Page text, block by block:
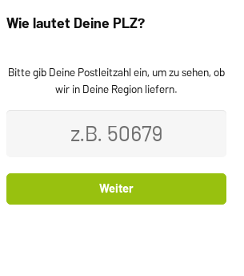
Registrieren Kontakt
0
Milchprodukte & Käse
Wie lautet Deine PLZ?
Bitte gib Deine Postleitzahl ein, um zu sehen, ob
wir in Deine Region liefern.
Weiter